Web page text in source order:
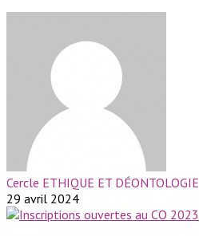
Cercle ETHIQUE ET DÉONTOLOGIE
29 avril 2024